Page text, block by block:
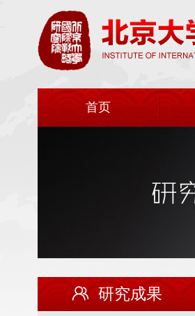
首页
研究成果